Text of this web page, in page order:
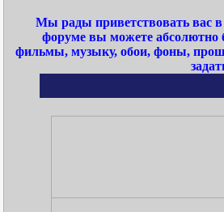
Мы рады приветствовать вас
форуме вы можете абсолютно
фильмы, музыку, обои, фоны,